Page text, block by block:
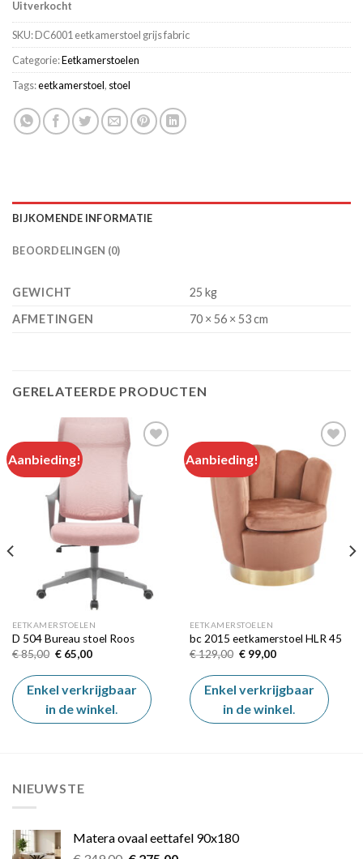
Uitverkocht
SKU:DC6001 eetkamerstoel grijs fabric
Categorie:Eetkamerstoelen
Tags:eetkamerstoel, stoel
BIJKOMENDE INFORMATIE
BEOORDELINGEN (0)
GEWICHT
25 kg
AFMETINGEN
70 × 56 × 53 cm
GERELATEERDE PRODUCTEN
Aanbieding!
wishlist
EETKAMERSTOELEN
D 504 Bureau stoel Roos
€85,00 Oorspronkelijke
was:
€ 85,00.
€65,00Huidige
is:
€ 65,00.
Enkel verkrijgbaar
in de winkel
Aanbieding!
Add to
wishlist
EETKAMERSTOELEN
bc 2015 eetkamerstoel HLR 45
€129,00 Oorspronkelijke
was:
€ 129,00.
€99,00Huidige
is:
€ 99,00.
Enkel verkrijgbaar
in de winkel
NIEUWSTE
Matera ovaal eettafel 90x180